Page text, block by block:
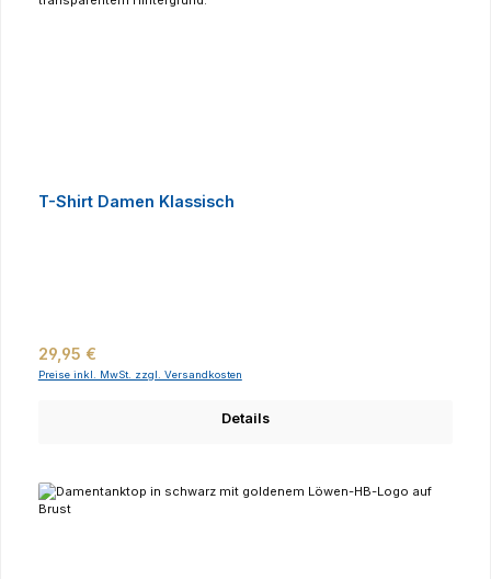
T-Shirt Damen Klassisch
Regulärer Preis:
29,95 €
Preise inkl. MwSt. zzgl. Versandkosten
Details